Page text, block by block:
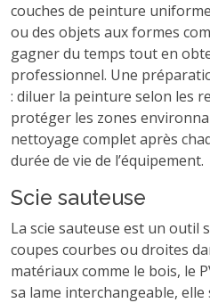
couches de peinture
ou des objets aux formes
gagner du temps tout en
professionnel. Une
: diluer la peinture selon les
protéger les zones
nettoyage complet après
durée de vie de l’équipement.
Scie sauteuse
La scie sauteuse est un outil
coupes courbes ou droites
matériaux comme le bois, le
sa lame interchangeable, elle